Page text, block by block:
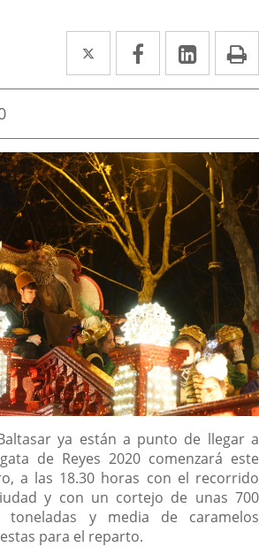
Twitter
Enlace
a
aplicación
externa.
Facebook
Enlace
a
aplicación
externa.
Enlace
a
ya están a punto de llegar a
de Reyes 2020 comenzará este
a las 18.30 horas con el recorrido
y con un cortejo de unas 700
toneladas y media de caramelos
para el reparto.